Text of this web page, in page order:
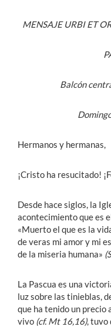
MENSAJE URBI ET
Balcón
Hermanos y hermanas,
¡Cristo ha resucitado!
Desde hace siglos, la
acontecimiento que es
«Muerto el que es la
de veras mi amor y mi
de la miseria humana»
La Pascua es una
luz sobre las tinieblas,
que ha tenido un
vivo (cf. Mt 16,16), tuvo